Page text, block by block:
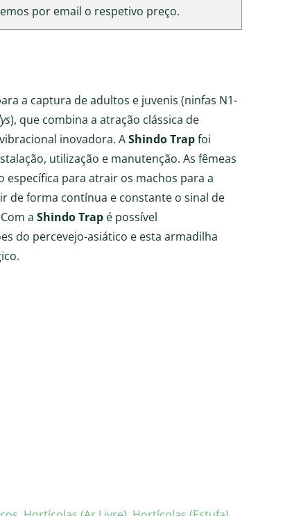
por email o respetivo preço.
a captura de adultos e juvenis (ninfas N1-
), que combina a atração clássica de
inovadora. AShindo Trapfoi
utilização e manutenção. As fêmeas
específica para atrair os machos para a
de forma contínua e constante o sinal de
a Shindo Trap é possível
do percevejo-asiático e esta armadilha